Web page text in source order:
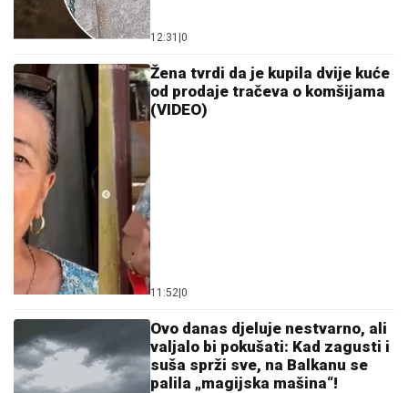
12:31 |0
Žena tvrdi da je kupila dvije kuće
od prodaje tračeva o komšijama
(VIDEO)
11:52|0
Ovo danas djeluje nestvarno, ali
valjalo bi pokušati: Kad zagusti i
suša sprži sve, na Balkanu se
palila „magijska mašina“!